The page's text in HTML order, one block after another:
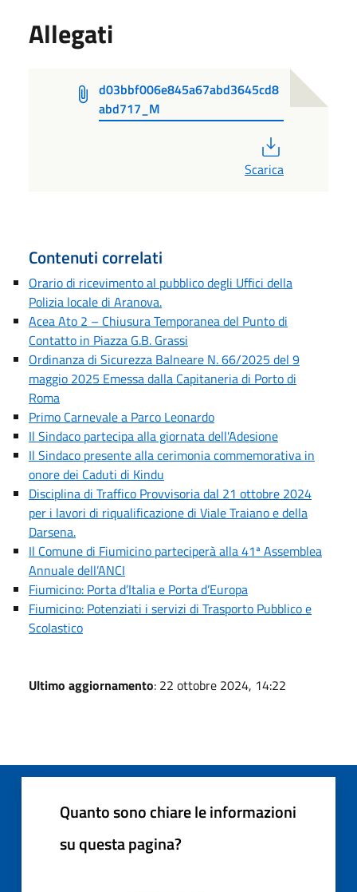
Allegati
d03bbf006e845a67abd3645cd8
abd717_M
Scarica
Contenuti correlati
Orario di ricevimento al pubblico degli Uffici della
Polizia locale di Aranova.
Acea Ato 2 – Chiusura Temporanea del Punto di
Contatto in Piazza G.B. Grassi
Ordinanza di Sicurezza Balneare N. 66/2025 del 9
maggio 2025 Emessa dalla Capitaneria di Porto di
Roma
Primo Carnevale a Parco Leonardo
Il Sindaco partecipa alla giornata dell'Adesione
Il Sindaco presente alla cerimonia commemorativa in
onore dei Caduti di Kindu
Disciplina di Traffico Provvisoria dal 21 ottobre 2024
per i lavori di riqualificazione di Viale Traiano e della
Darsena.
Il Comune di Fiumicino parteciperà alla 41ª Assemblea
Annuale dell’ANCI
Fiumicino: Porta d’Italia e Porta d’Europa
Fiumicino: Potenziati i servizi di Trasporto Pubblico e
Scolastico
Ultimo aggiornamento: 22 ottobre 2024, 14:22
Quanto sono chiare le informazioni
su questa pagina?